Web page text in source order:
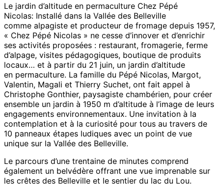
Le jardin d’altitude en permaculture Chez Pépé
Nicolas: Installé dans la Vallée des Belleville
comme alpagiste et producteur de fromage depuis 1957,
« Chez Pépé Nicolas » ne cesse d’innover et d’enrichir
ses activités proposées : restaurant, fromagerie, ferme
d’alpage, visites pédagogiques, boutique de produits
locaux… et à partir du 21 juin, un jardin d’altitude
en permaculture. La famille du Pépé Nicolas, Margot,
Valentin, Magali et Thierry Suchet, ont fait appel à
Christophe Gonthier, paysagiste chambérien, pour créer
ensemble un jardin à 1950 m d’altitude à l’image de leurs
engagements environnementaux. Une invitation à la
contemplation et à la curiosité pour tous au travers de
10 panneaux étapes ludiques avec un point de vue
unique sur la Vallée des Belleville.
Le parcours d’une trentaine de minutes comprend
également un belvédère offrant une vue imprenable sur
les crêtes des Belleville et le sentier du lac du Lou.